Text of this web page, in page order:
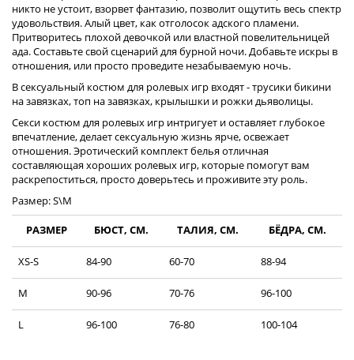
никто не устоит, взорвет фантазию, позволит ощутить весь спектр
удовольствия. Алый цвет, как отголосок адского пламени.
Притворитесь плохой девочкой или властной повелительницей
ада. Составьте свой сценарий для бурной ночи. Добавьте искры в
отношения, или просто проведите незабываемую ночь.
В сексуальный костюм для ролевых игр входят - трусики бикини
на завязках, топ на завязках, крылышки и рожки дьяволицы.
Секси костюм для ролевых игр интригует и оставляет глубокое
впечатление, делает сексуальную жизнь ярче, освежает
отношения. Эротический комплект белья отличная
составляющая хороших ролевых игр, которые помогут вам
раскрепоститься, просто доверьтесь и проживите эту роль.
Размер: S\M
РАЗМЕР БЮСТ, СМ. ТАЛИЯ, СМ. БЁДРА, СМ.
XS-S 84-90 60-70 88-94
М 90-96 70-76 96-100
L 96-100 76-80 100-104